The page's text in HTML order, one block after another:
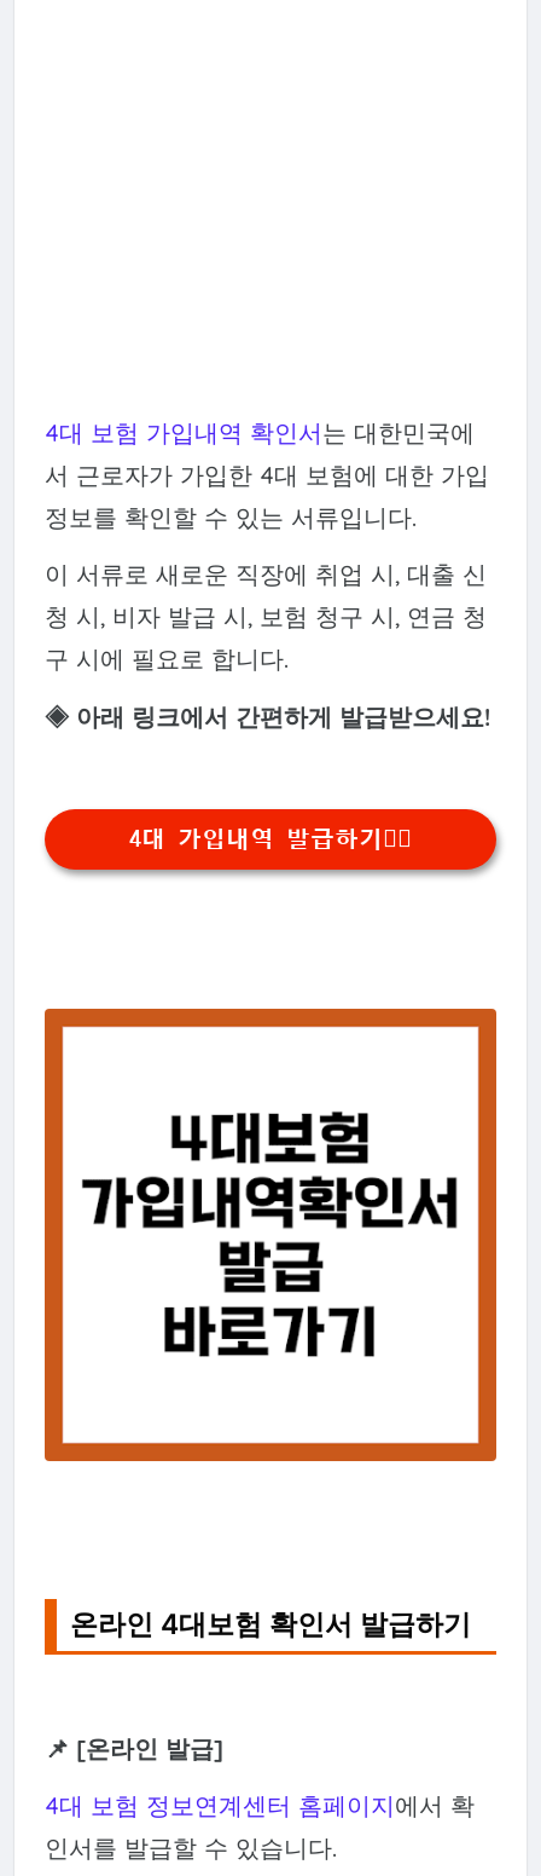
4대 보험 가입내역 확인서는 대한민국에
서 근로자가 가입한 4대 보험에 대한 가입
정보를 확인할 수 있는 서류입니다.
이 서류로 새로운 직장에 취업 시, 대출 신
청 시, 비자 발급 시, 보험 청구 시, 연금 청
구 시에 필요로 합니다.
◈ 아래 링크에서 간편하게 발급받으세요!
4대 가입내역 발급하기👆🏻
온라인 4대보험 확인서 발급하기
📌 [온라인 발급]
4대 보험 정보연계센터 홈페이지에서 확
인서를 발급할 수 있습니다.